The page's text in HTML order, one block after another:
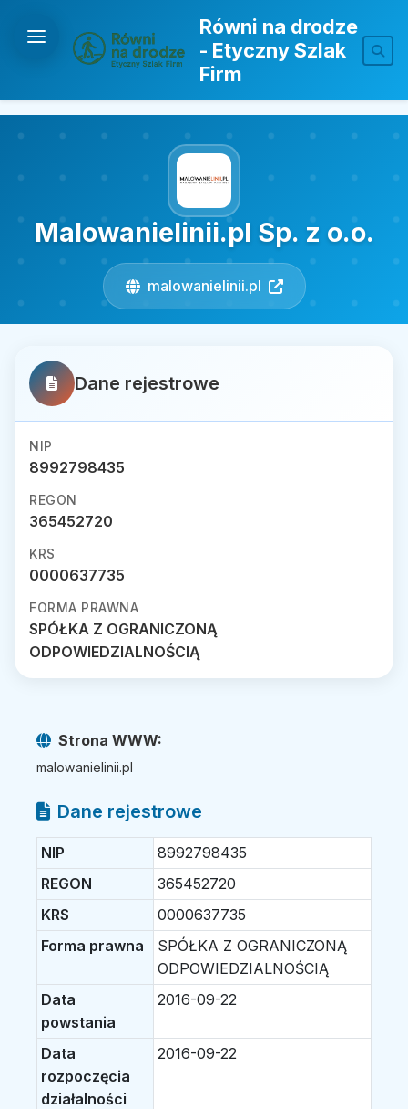
Równi na drodze
- Etyczny Szlak
Firm
Malowanielinii.pl Sp. z o.o.
malowanielinii.pl
Dane rejestrowe
NIP
8992798435
REGON
365452720
KRS
0000637735
FORMA PRAWNA
SPÓŁKA Z OGRANICZONĄ
ODPOWIEDZIALNOŚCIĄ
Strona WWW:
malowanielinii.pl
Dane rejestrowe
NIP
8992798435
REGON
365452720
KRS
0000637735
Forma prawna
SPÓŁKA Z OGRANICZONĄ
ODPOWIEDZIALNOŚCIĄ
Data
powstania
2016-09-22
Data
rozpoczęcia
działalności
2016-09-22